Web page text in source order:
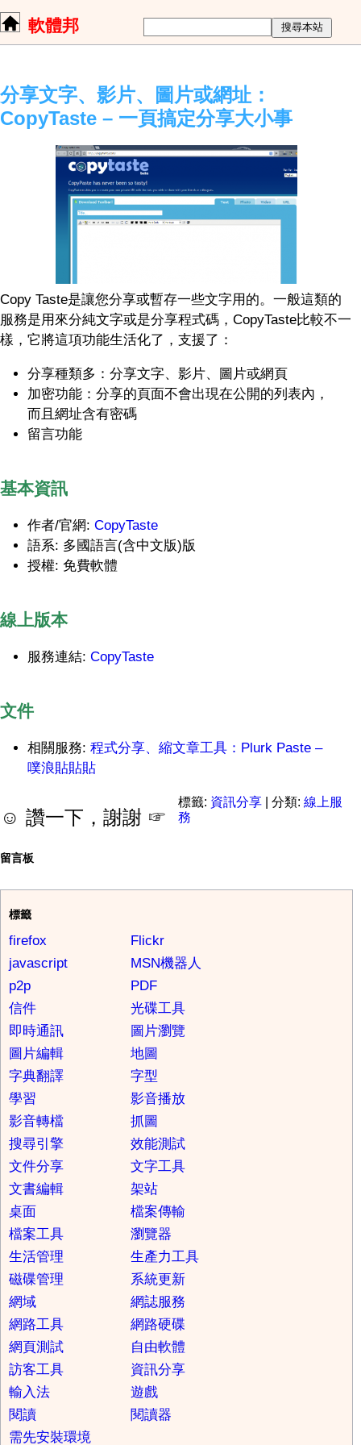
軟體邦
分享文字、影片、圖片或網址：
CopyTaste – 一頁搞定分享大小事
Copy Taste是讓您分享或暫存一些文字用的。一般這類的
服務是用來分純文字或是分享程式碼，CopyTaste比較不一
樣，它將這項功能生活化了，支援了：
分享種類多：分享文字、影片、圖片或網頁
加密功能：分享的頁面不會出現在公開的列表內，
而且網址含有密碼
留言功能
基本資訊
作者/官網:CopyTaste
語系: 多國語言(含中文版)版
授權: 免費軟體
線上版本
服務連結:CopyTaste
文件
相關服務:程式分享、縮文章工具：Plurk Paste –
噗浪貼貼貼
☺ 讚一下，謝謝 ☞
標籤: 資訊分享 | 分類: 線上服
務
留言板
標籤
firefox
Flickr
javascript
MSN機器人
p2p
PDF
信件
光碟工具
即時通訊
圖片瀏覽
圖片編輯
地圖
字典翻譯
字型
學習
影音播放
影音轉檔
抓圖
搜尋引擎
效能測試
文件分享
文字工具
文書編輯
架站
桌面
檔案傳輸
檔案工具
瀏覽器
生活管理
生產力工具
磁碟管理
系統更新
網域
網誌服務
網路工具
網路硬碟
網頁測試
自由軟體
訪客工具
資訊分享
輸入法
遊戲
閱讀
閱讀器
需先安裝環境